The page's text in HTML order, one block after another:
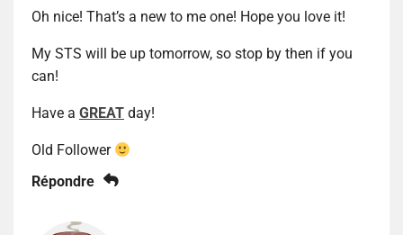
Oh nice! That’s a new to me one! Hope you love it!
My STS will be up tomorrow, so stop by then if you
can!
Have a GREAT day!
Old Follower
Répondre